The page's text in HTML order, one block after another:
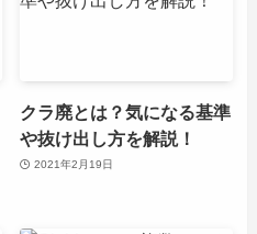
クラ廃とは？気になる基準
や抜け出し方を解説！
2021年2月19日